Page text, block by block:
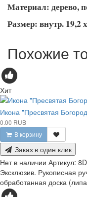
Материал: дерево,
Размер: внутр. 19,2
Похожие
Хит
Икона "Пресвятая
0.00 RUB
В корзину
Заказ в один клик
Нет в наличии Артикул:
Эксклюзив. Рукописная
обработанная доска